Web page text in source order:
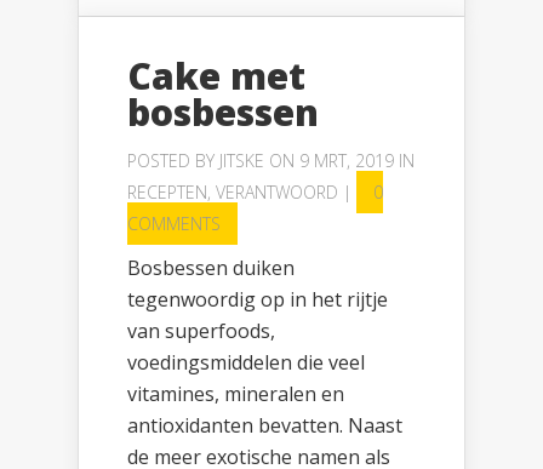
Cake met
bosbessen
POSTED BY JITSKE ON 9 MRT, 2019 IN
RECEPTEN, VERANTWOORD |
0
COMMENTS
Bosbessen duiken
tegenwoordig op in het rijtje
van superfoods,
voedingsmiddelen die veel
vitamines, mineralen en
antioxidanten bevatten. Naast
de meer exotische namen als